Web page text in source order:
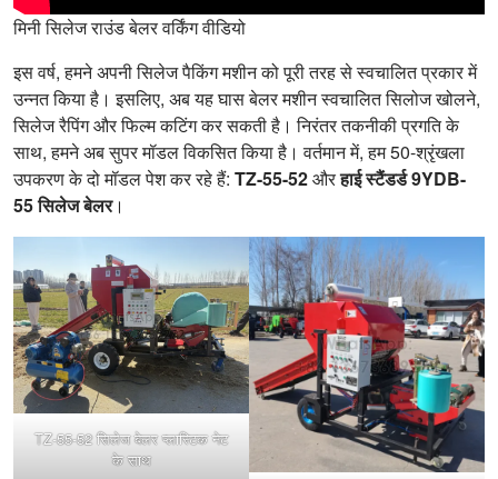
मिनी सिलेज राउंड बेलर वर्किंग वीडियो
इस वर्ष, हमने अपनी सिलेज पैकिंग मशीन को पूरी तरह से स्वचालित प्रकार में
उन्नत किया है। इसलिए, अब यह घास बेलर मशीन स्वचालित सिलोज खोलने,
सिलेज रैपिंग और फिल्म कटिंग कर सकती है। निरंतर तकनीकी प्रगति के
साथ, हमने अब सुपर मॉडल विकसित किया है। वर्तमान में, हम 50-श्रृंखला
उपकरण के दो मॉडल पेश कर रहे हैं: TZ-55-52औरहाई स्टैंडर्ड 9YDB-
55 सिलेज बेलर।
TZ-55-52 सिलेज बेलर प्लास्टिक नेट
के साथ